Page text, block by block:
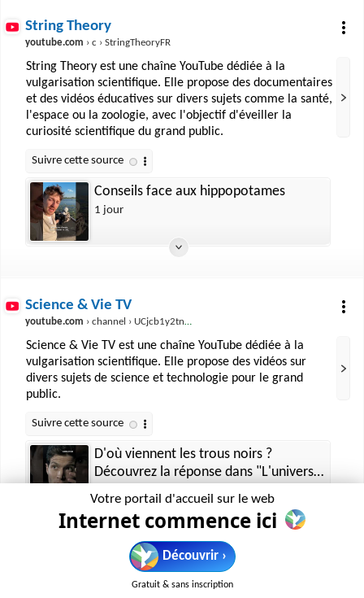
String Theory
youtube.com › c › StringTheoryFR
String Theory est une chaîne YouTube dédiée à la
vulgarisation scientifique. Elle propose des documentaires
et des vidéos éducatives sur divers sujets comme la santé,
l'espace ou la zoologie, avec l'objectif d'éveiller la
curiosité scientifique du grand public.
Conseils face aux hippopotames
1 jour
Science & Vie TV
youtube.com › channel › UCjcb1y2tnESxL19A2OX_APA
Science & Vie TV est une chaîne YouTube dédiée à la
vulgarisation scientifique. Elle propose des vidéos sur
divers sujets de science et technologie pour le grand
public.
D'où viennent les trous noirs ?
Découvrez la réponse dans "L'univers
en expansion🪐" sur notre chaîne
11 jours
Lanterne Cosmique
› user › lanternecosmique
Votre portail d'accueil sur le web
Internet commence ici
Découvrir ›
Gratuit & sans inscription